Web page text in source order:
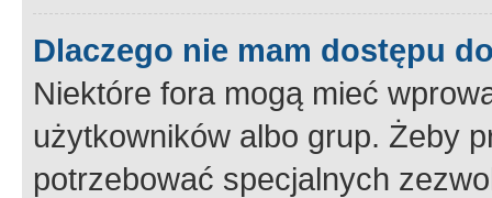
Dlaczego nie mam dostępu
Niektóre fora mogą mieć
użytkowników albo grup. Żeby
potrzebować specjalnych